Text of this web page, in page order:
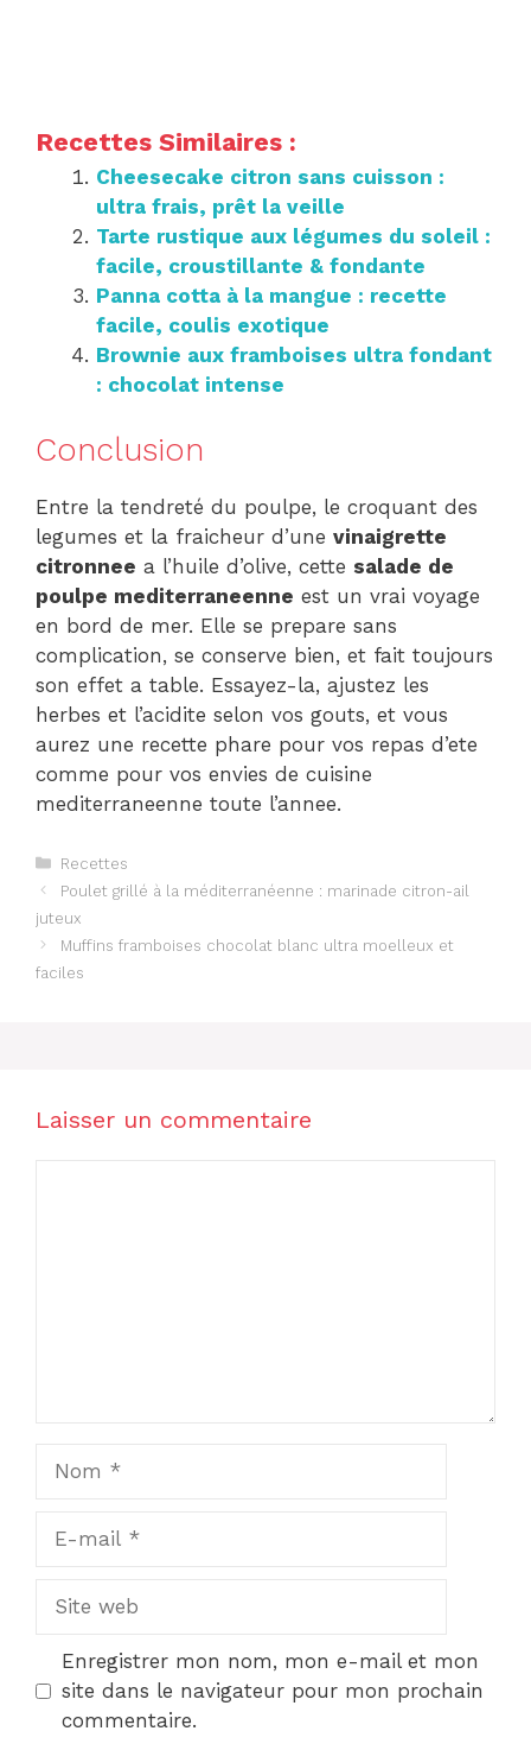
Recettes Similaires :
Cheesecake citron sans cuisson :
ultra frais, prêt la veille
Tarte rustique aux légumes du soleil :
facile, croustillante & fondante
Panna cotta à la mangue : recette
facile, coulis exotique
Brownie aux framboises ultra fondant
: chocolat intense
Conclusion
Entre la tendreté du poulpe, le croquant des
legumes et la fraicheur d’une vinaigrette
citronnee a l’huile d’olive, cette salade de
poulpe mediterraneenne est un vrai voyage
en bord de mer. Elle se prepare sans
complication, se conserve bien, et fait toujours
son effet a table. Essayez-la, ajustez les
herbes et l’acidite selon vos gouts, et vous
aurez une recette phare pour vos repas d’ete
comme pour vos envies de cuisine
mediterraneenne toute l’annee.
Catégories
Recettes
Poulet grillé à la méditerranéenne : marinade citron-ail
juteux
Muffins framboises chocolat blanc ultra moelleux et
faciles
Laisser un commentaire
mail
web
Enregistrer mon nom, mon e-mail et mon
site dans le navigateur pour mon prochain
commentaire.